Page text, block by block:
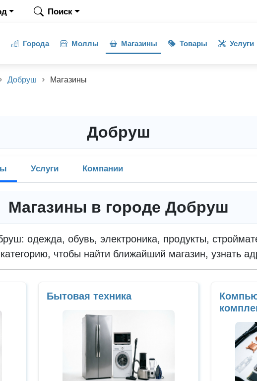
Поиск
Города Моллы Магазины Товары Услуги
Добруш Магазины
Добруш
Услуги Компании
Магазины в городе Добруш
одежда, обувь, электроника, продукты,
чтобы найти ближайший магазин, узнать
Бытовая техника